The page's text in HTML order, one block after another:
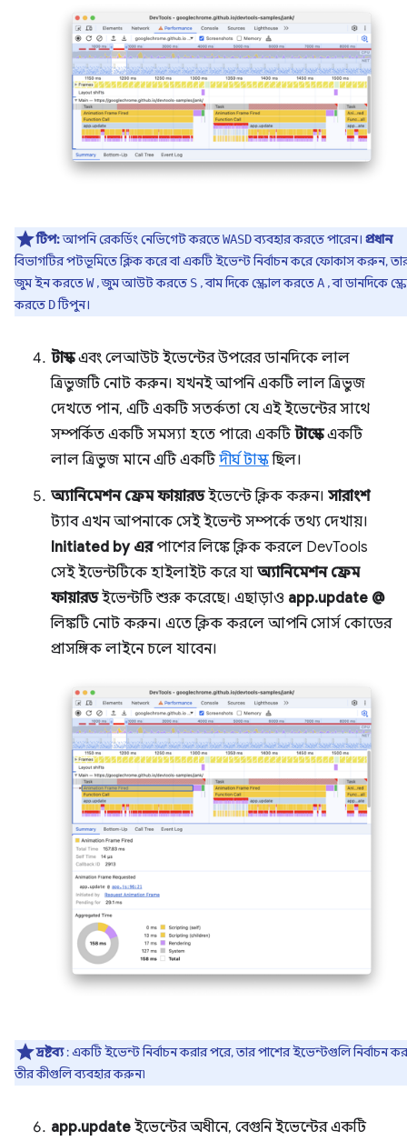
টিপ:আপনি রেকর্ডিং নেভিগেট করতেWASDব্যবহার করতে পারেন। প্রধান
বিভাগটির পটভূমিতে ক্লিক করে বা একটি ইভেন্ট নির্বাচন করে ফোকাস করুন,
জুম ইন করতেW, জুম আউট করতে S , বাম দিকে স্ক্রোল করতেA , বা ডানদিকে
করতে Dটিপুন।
টাস্কএবং লেআউট ইভেন্টের উপরের ডানদিকে লাল
ত্রিভুজটি নোট করুন। যখনই আপনি একটি লাল ত্রিভুজ
দেখতে পান, এটি একটি সতর্কতা যে এই ইভেন্টের সাথে
সম্পর্কিত একটি সমস্যা হতে পারে৷ একটিটাস্কেএকটি
লাল ত্রিভুজ মানে এটি একটিদীর্ঘ টাস্কছিল।
অ্যানিমেশন ফ্রেম ফায়ারডইভেন্টে ক্লিক করুন। সারাংশ
ট্যাব এখন আপনাকে সেই ইভেন্ট সম্পর্কে তথ্য দেখায়।
Initiated by এরপাশের লিঙ্কে ক্লিক করলে DevTools
সেই ইভেন্টটিকে হাইলাইট করে যা অ্যানিমেশন ফ্রেম
ফায়ারডইভেন্টটি শুরু করেছে। এছাড়াও app.update @
লিঙ্কটি নোট করুন। এতে ক্লিক করলে আপনি সোর্স কোডের
প্রাসঙ্গিক লাইনে চলে যাবেন।
দ্রষ্টব্য: একটি ইভেন্ট নির্বাচন করার পরে, তার পাশের ইভেন্টগুলি নির্বাচন
তীর কীগুলি ব্যবহার করুন৷
app.update ইভেন্টের অধীনে, বেগুনি ইভেন্টের একটি